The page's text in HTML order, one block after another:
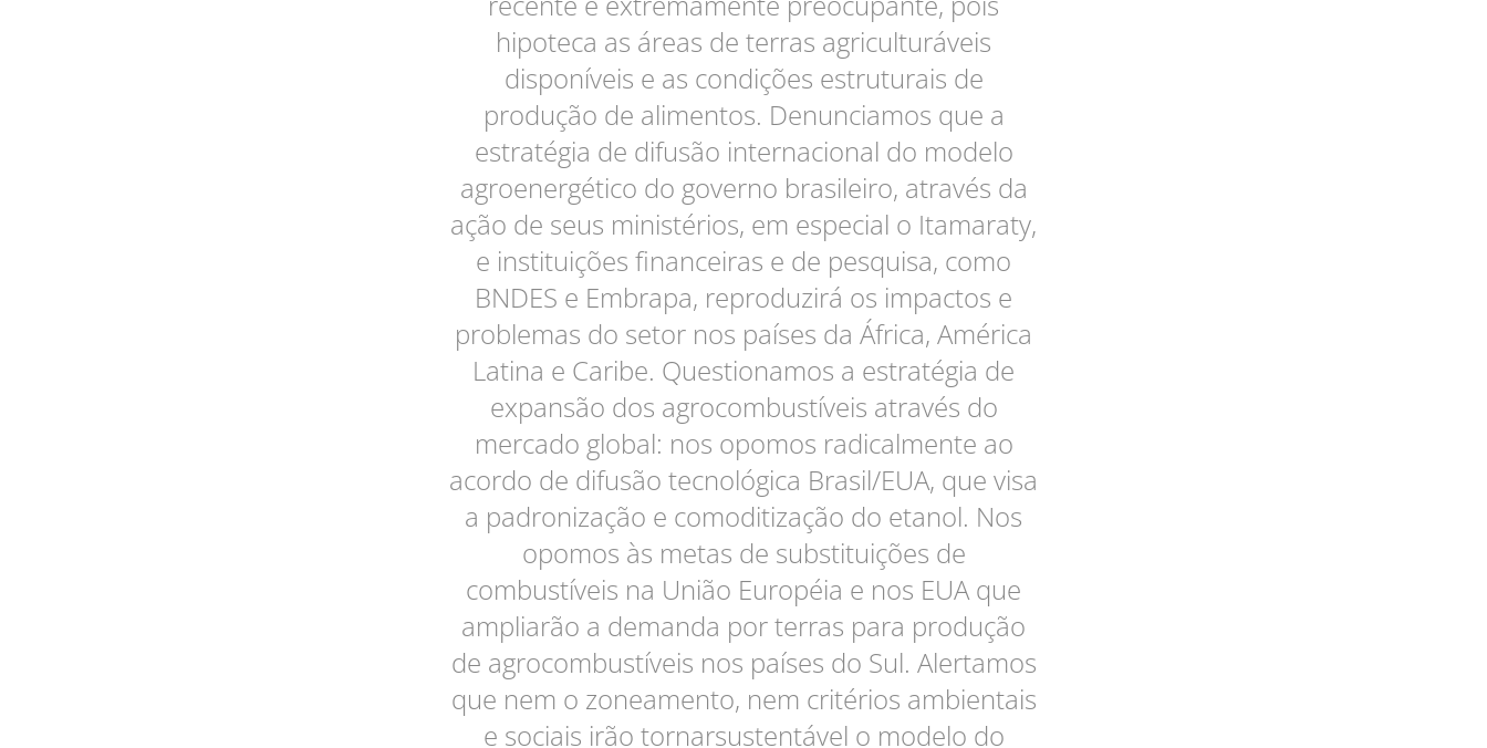
hipoteca as áreas de terras agriculturáveis
disponíveis e as condições estruturais de
produção de alimentos. Denunciamos que a
estratégia de difusão internacional do modelo
agroenergético do governo brasileiro, através da
ação de seus ministérios, em especial o Itamaraty,
e instituições financeiras e de pesquisa, como
BNDES e Embrapa, reproduzirá os impactos e
problemas do setor nos países da África, América
Latina e Caribe. Questionamos a estratégia de
expansão dos agrocombustíveis através do
mercado global: nos opomos radicalmente ao
acordo de difusão tecnológica Brasil/EUA, que visa
a padronização e comoditização do etanol. Nos
opomos às metas de substituições de
combustíveis na União Européia e nos EUA que
ampliarão a demanda por terras para produção
de agrocombustíveis nos países do Sul. Alertamos
que nem o zoneamento, nem critérios ambientais
e sociais irão tornarsustentável o modelo do